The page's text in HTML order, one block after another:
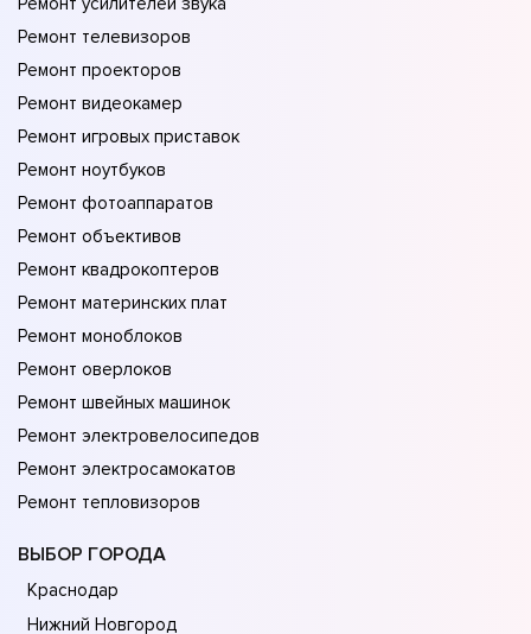
Ремонт телевизоров
Ремонт проекторов
Ремонт видеокамер
Ремонт игровых приставок
Ремонт ноутбуков
Ремонт фотоаппаратов
Ремонт объективов
Ремонт квадрокоптеров
Ремонт материнских плат
Ремонт моноблоков
Ремонт оверлоков
Ремонт швейных машинок
Ремонт электровелосипедов
Ремонт электросамокатов
Ремонт тепловизоров
ВЫБОР ГОРОДА
Краснодар
Нижний Новгород